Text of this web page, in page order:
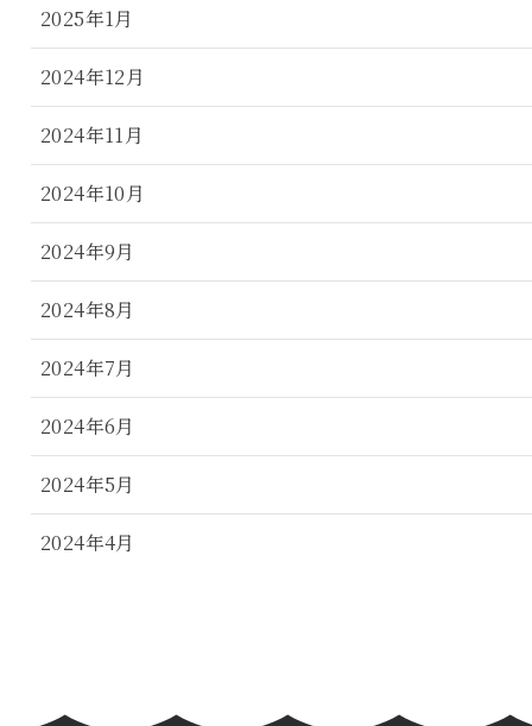
2025年1月
2024年12月
2024年11月
2024年10月
2024年9月
2024年8月
2024年7月
2024年6月
2024年5月
2024年4月
2024年1月